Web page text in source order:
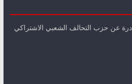
عن حزب التحالف الشعبي الاشتراكي